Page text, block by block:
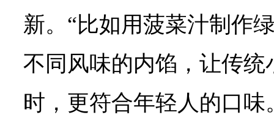
新。“比如用菠菜汁制作
不同风味的内馅，让传
时，更符合年轻人的口味